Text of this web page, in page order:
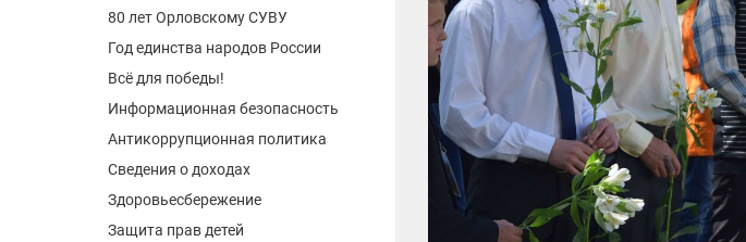
80 лет Орловскому СУВУ
Год единства народов России
Всё для победы!
Информационная безопасность
Антикоррупционная политика
Сведения о доходах
Здоровьесбережение
Защита прав детей